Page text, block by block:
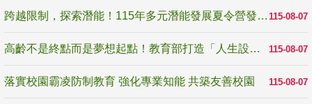
115-08-07
跨越限制，探索潛能！115年多元潛能發展夏令營發掘生命無限可能
115-08-07
高齡不是終點而是夢想起點！教育部打造「人生設計夢工場」 參展第3屆高齡健康產業博覽會
115-08-07
落實校園霸凌防制教育 強化專業知能 共築友善校園